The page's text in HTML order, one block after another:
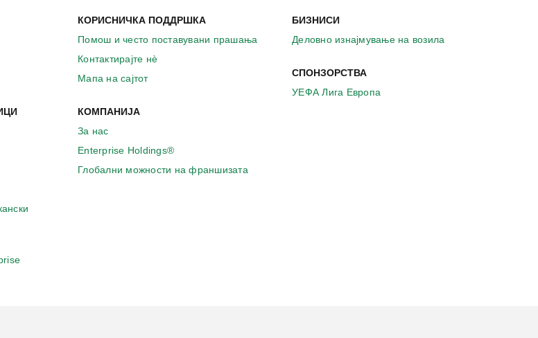
КОРИСНИЧКА ПОДДРШКА
Помош и често поставувани прашања
Контактирајте нѐ
Мапа на сајтот
КОМПАНИЈА
За нас
Enterprise Holdings®
Глобални можности на франшизата
БИЗНИСИ
Деловно изнајмување на возила
СПОНЗОРСТВА
УЕФА Лига Европа